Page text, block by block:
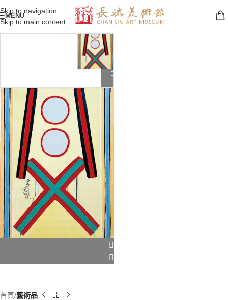
Skip to navigation
Skip to main content
MENU
首頁 藝術品